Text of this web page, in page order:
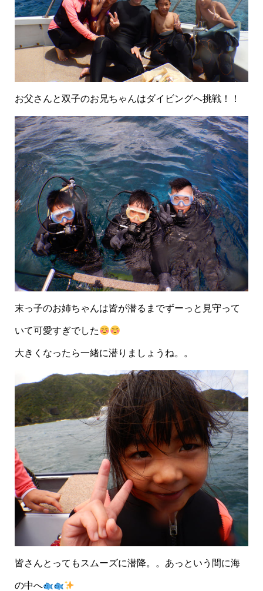
お父さんと双子のお兄ちゃんはダイビングへ挑戦！！
末っ子のお姉ちゃんは皆が潜るまでずーっと見守って
いて可愛すぎでした
大きくなったら一緒に潜りましょうね。。
皆さんとってもスムーズに潜降。。あっという間に海
の中へ